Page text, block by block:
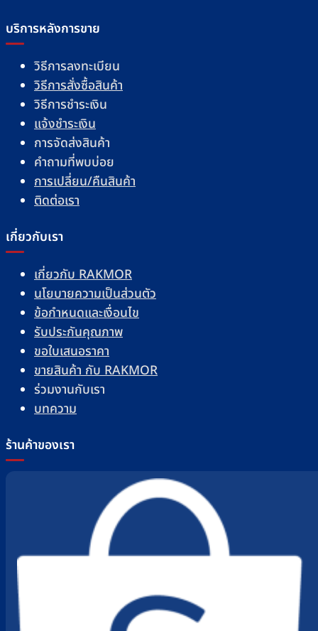
บริการหลังการขาย
วิธีการลงทะเบียน
วิธีการสั่งซื้อสินค้า
วิธีการชำระเงิน
แจ้งชำระเงิน
การจัดส่งสินค้า
คำถามที่พบบ่อย
การเปลี่ยน/คืนสินค้า
ติดต่อเรา
เกี่ยวกับเรา
เกี่ยวกับ RAKMOR
นโยบายความเป็นส่วนตัว
ข้อกำหนดและเงื่อนไข
รับประกันคุณภาพ
ขอใบเสนอราคา
ขายสินค้า กับ RAKMOR
ร่วมงานกับเรา
บทความ
ร้านค้าของเรา